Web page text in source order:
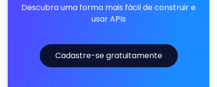
Descubra uma forma mais fácil de construir e
usar APIs
Cadastre-se gratuitamente